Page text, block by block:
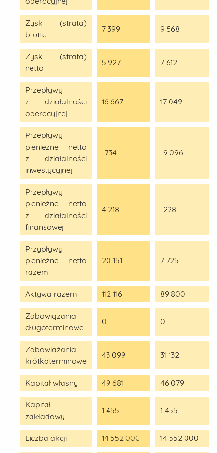
Zysk (strata)
brutto
7 399 9 568
Zysk (strata)
netto
5 927 7 612
Przepływy
z działalności
operacyjnej
16 667 17 049
Przepływy
pienieżne netto
z działalności
inwestycyjnej
-734 -9 096
Przepływy
pienieżne netto
z działalności
finansowej
4 218 -228
Przypływy
pienieżne netto
razem
20 151 7 725
Aktywa razem 112 116 89 800
Zobowiążania
długoterminowe
0 0
Zobowiążania
krótkoterminowe
43 099 31 132
Kapitał własny 49 681 46 079
Kapitał
zakładowy
1 455 1 455
Liczba akcji 14 552 000 14 552 000